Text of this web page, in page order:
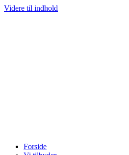
Videre til indhold
Forside